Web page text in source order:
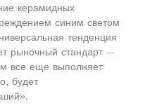
керамидных
синим светом
тенденция
рыночный стандарт —
все еще выполняет
будет